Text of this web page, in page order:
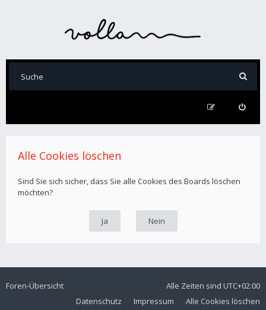
Alle Cookies löschen
Sind Sie sich sicher, dass Sie alle Cookies des Boards löschen
möchten?
Foren-Übersicht Alle Zeiten sind UTC+02:00
Alle Cookies löschen
Impressum
Datenschutz